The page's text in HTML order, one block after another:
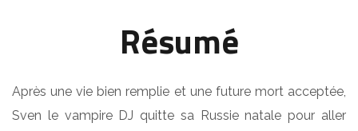
Résumé
Après une vie bien remplie et une future mort acceptée,
Sven le vampire DJ quitte sa Russie natale pour aller